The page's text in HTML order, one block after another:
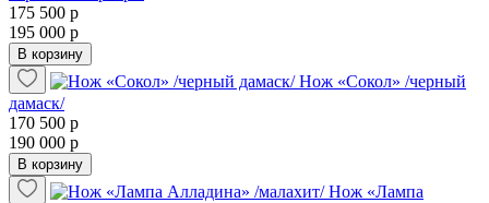
175 500 р
195 000 р
В корзину
Нож «Сокол» /черный
дамаск/
170 500 р
190 000 р
В корзину
Нож «Лампа